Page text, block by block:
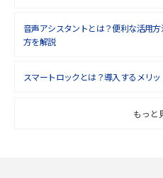
音声アシスタントとは？便利な活用
方を解説
スマートロックとは？導入するメリ
スマートテレビとは？特徴や選び方
もっと